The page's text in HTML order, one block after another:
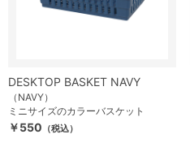
DESKTOP BASKET NAVY
（NAVY）
ミニサイズのカラーバスケット
￥550 （税込）